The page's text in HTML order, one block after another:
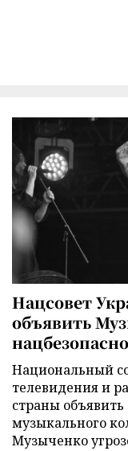
Нацсовет
объявить
Национальный
телевидения и
страны
музыкального
Музыченко